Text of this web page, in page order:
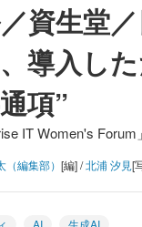
資生堂
導入し
項”
IT Women's Forum
（編集部） [編] /北浦 汐見[
AI 生成AI